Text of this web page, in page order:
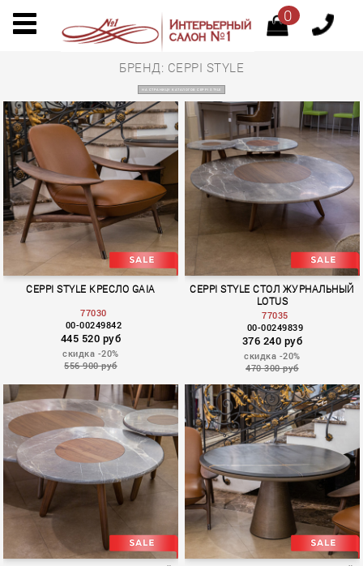
0
БРЕНД: CEPPI STYLE
НА СТРАНИЦУ КАТАЛОГОВ CEPPI STYLE
CEPPI STYLE КРЕСЛО GAIA
77030
00-00249842
445 520 руб
скидка -20%
556 900 руб
CEPPI STYLE СТОЛ ЖУРНАЛЬНЫЙ
LOTUS
77035
00-00249839
376 240 руб
скидка -20%
470 300 руб